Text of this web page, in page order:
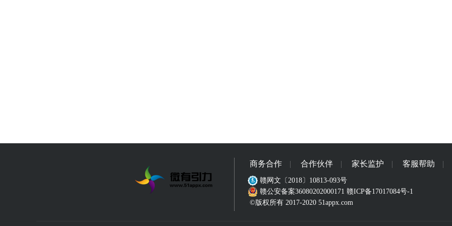
商务合作 | 合作伙伴 | 家长监护 | 客服帮助 |
赣网文〔2018〕10813-093号
赣公安备案36080202000171 赣ICP备17017084号-1
©版权所有 2017-2020 51appx.com